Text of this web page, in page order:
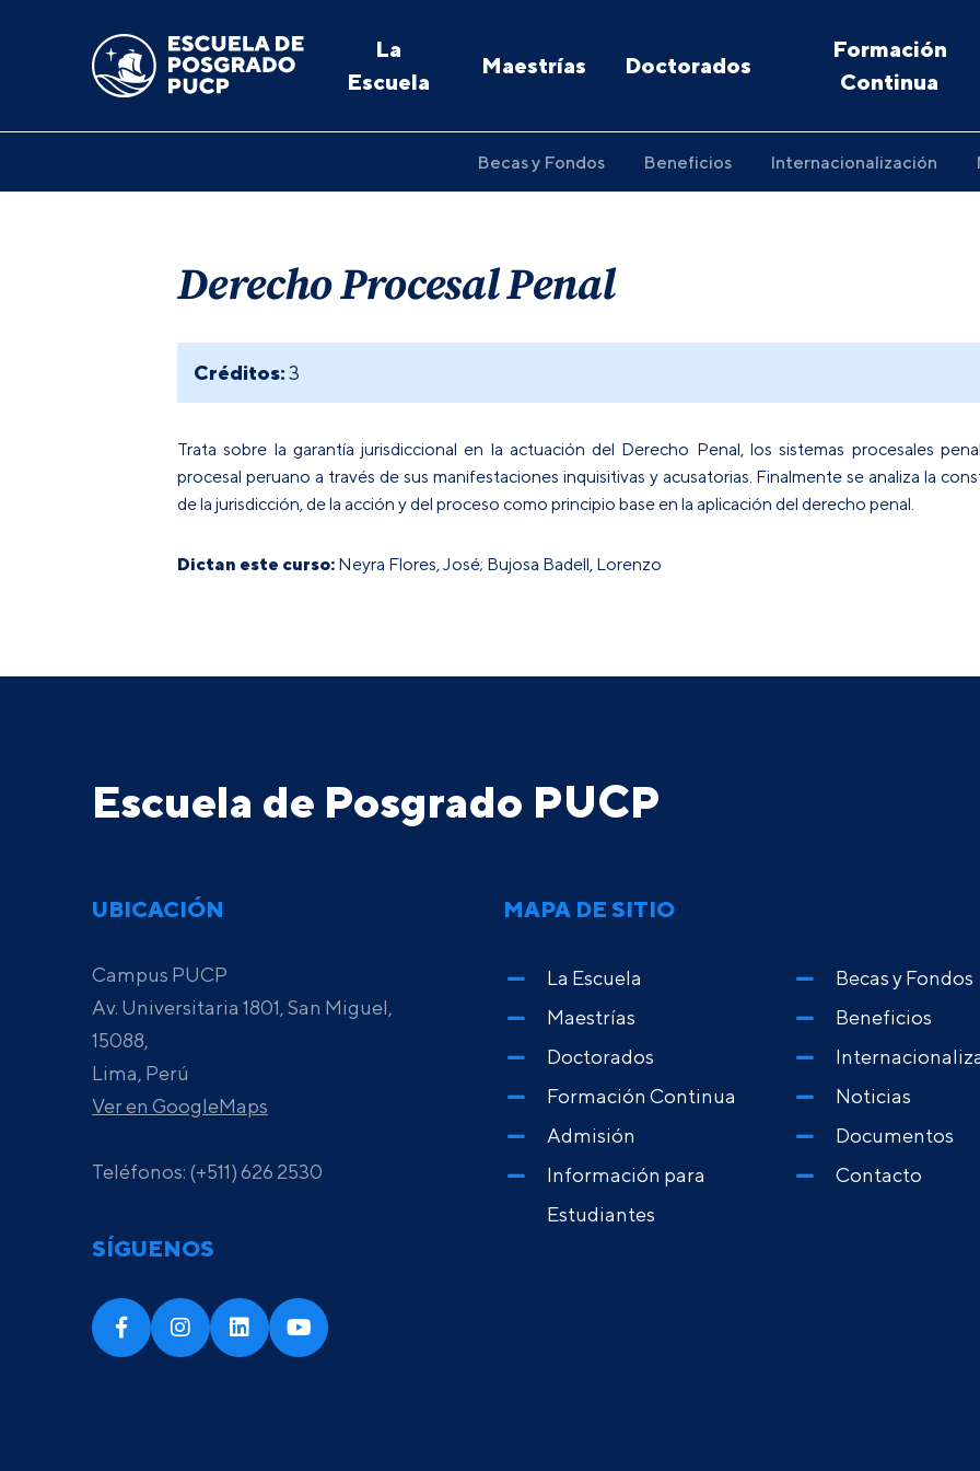
La
Escuela
Maestrías Doctorados
Formación
Continua
Becas y Fondos Beneficios Internacionalización
Derecho Procesal Penal
Créditos:3
Trata sobre la garantía jurisdiccional en la actuación del Derecho Penal, los sistemas procesales
procesal peruano a través de sus manifestaciones inquisitivas y acusatorias. Finalmente se analiza la
de la jurisdicción, de la acción y del proceso como principio base en la aplicación del derecho penal.
Dictan este curso: Neyra Flores, José; Bujosa Badell, Lorenzo
Escuela de Posgrado PUCP
UBICACIÓN
Campus PUCP
Av. Universitaria 1801, San Miguel,
15088,
Lima, Perú
Ver en GoogleMaps
Teléfonos: (+511) 626 2530
SÍGUENOS
MAPA DE SITIO
La Escuela
Maestrías
Doctorados
Formación Continua
Admisión
Información para
Estudiantes
Becas y Fondos
Beneficios
Noticias
Documentos
Contacto